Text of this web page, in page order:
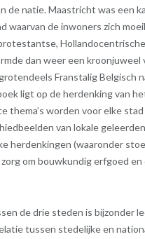
de natie. Maastricht was een
waarvan de inwoners zich
dan weer een kroonjuweel
Franstalig Belgisch
ligt op de herdenking van
thema’s worden voor elke
van lokale
herdenkingen (waaronder
om bouwkundig erfgoed
de drie steden is bijzonder
tussen stedelijke en